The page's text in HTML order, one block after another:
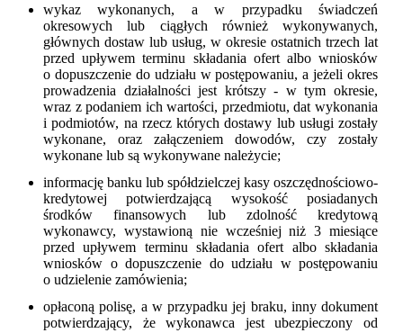
wykaz wykonanych, a w przypadku świadczeń
okresowych lub ciągłych również wykonywanych,
głównych dostaw lub usług, w okresie ostatnich trzech lat
przed upływem terminu składania ofert albo wniosków
o dopuszczenie do udziału w postępowaniu, a jeżeli okres
prowadzenia działalności jest krótszy - w tym okresie,
wraz z podaniem ich wartości, przedmiotu, dat wykonania
i podmiotów, na rzecz których dostawy lub usługi zostały
wykonane, oraz załączeniem dowodów, czy zostały
wykonane lub są wykonywane należycie;
informację banku lub spółdzielczej kasy oszczędnościowo-
kredytowej potwierdzającą wysokość posiadanych
środków finansowych lub zdolność kredytową
wykonawcy, wystawioną nie wcześniej niż 3 miesiące
przed upływem terminu składania ofert albo składania
wniosków o dopuszczenie do udziału w postępowaniu
o udzielenie zamówienia;
opłaconą polisę, a w przypadku jej braku, inny dokument
potwierdzający, że wykonawca jest ubezpieczony od